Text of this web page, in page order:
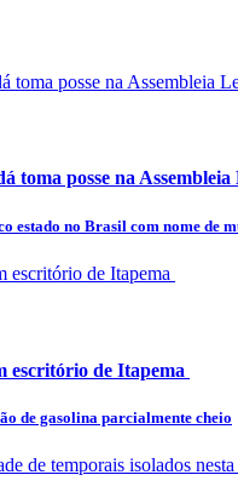
toma posse na
estado no Brasil com nome de
escritório de Itapema
de gasolina parcialmente cheio